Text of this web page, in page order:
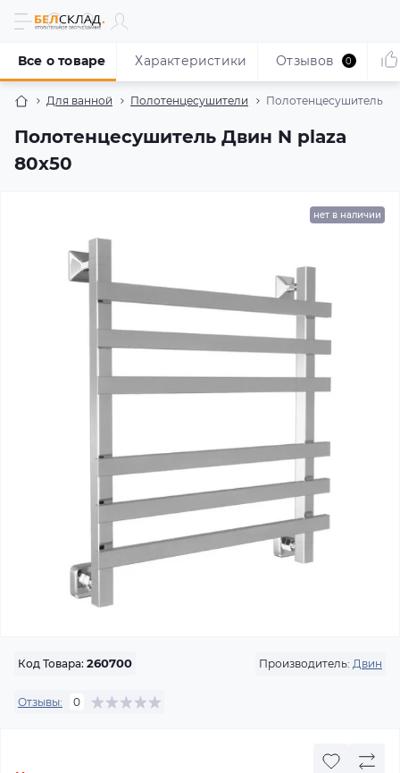
Для ванной Полотенцесушители Полотенцесушитель
Полотенцесушитель Двин N plaza
80x50
Все о товаре Характеристики Отзывов 0
нет в наличии
Код Товара: 260700 Производитель: Двин
Отзывы: 0